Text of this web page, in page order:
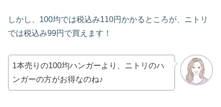
しかし、100均では税込み110円かかるところが、ニトリ
では税込み99円で買えます！
1本売りの100均ハンガーより、ニトリのハ
ンガーの方がお得なのね♪